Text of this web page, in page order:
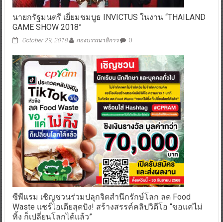
นายกรัฐมนตรี เยี่ยมชมบูธ INVICTUS ในงาน “THAILAND
GAME SHOW 2018”
October 29, 2018 กองบรรณาธิการ 0
ซีพีแรม เชิญชวนร่วมปลุกจิตสำนึกรักษ์โลก ลด Food
Waste แชร์ไอเดียสุดปัง! สร้างสรรค์คลิปวิดีโอ “ขอแค่ไม่
ทิ้ง ก็เปลี่ยนโลกได้แล้ว”